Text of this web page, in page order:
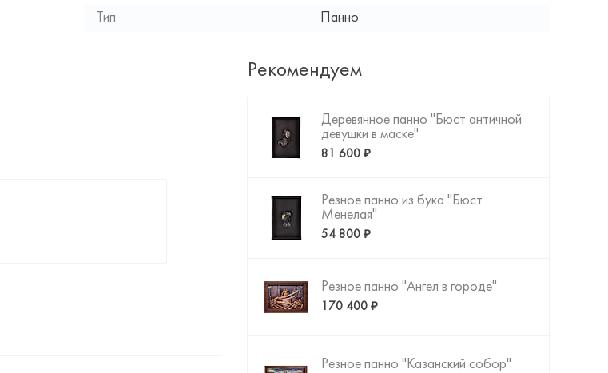
Тип
Панно
Рекомендуем
Деревянное панно "Бюст античной
девушки в маске"
81 600 ₽
Резное панно из бука "Бюст
Менелая"
54 800 ₽
Резное панно "Ангел в городе"
170 400 ₽
Резное панно "Казанский собор"